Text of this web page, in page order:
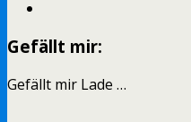
Gefällt mir:
Gefällt mir Lade …